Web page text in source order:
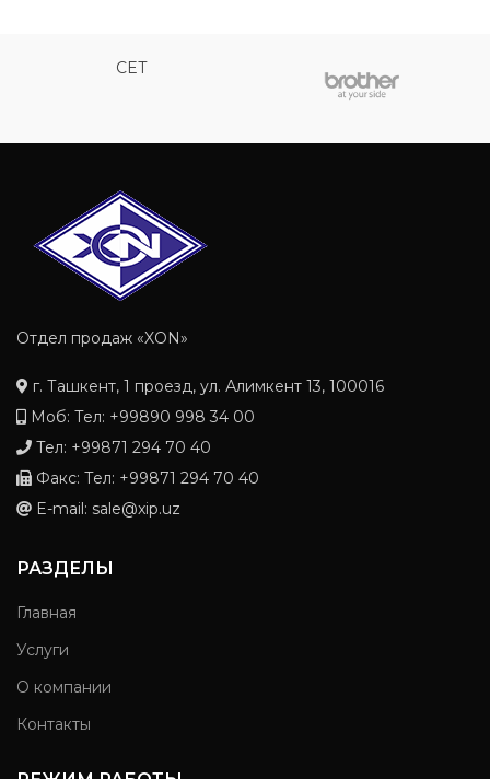
CET
Отдел продаж «XON»
г. Ташкент, 1 проезд, ул. Алимкент 13, 100016
Моб: Тел: +99890 998 34 00
Тел: +99871 294 70 40
Факс: Тел: +99871 294 70 40
E-mail: sale@xip.uz
РАЗДЕЛЫ
Главная
Услуги
О компании
Контакты